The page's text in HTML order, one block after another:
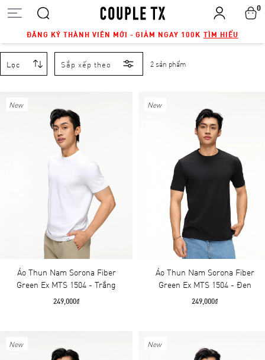
ĐĂNG KÝ THÀNH VIÊN MỚI - GIẢM NGAY 100K TÌM HIỂU
0
Lọc Sắp xếp theo 2 sản phẩm
New
Áo Thun Nam Sorona Fiber
Green Ex MTS 1504 - Trắng
249,000₫
New
Áo Thun Nam Sorona Fiber
Green Ex MTS 1504 - Đen
249,000₫
New New